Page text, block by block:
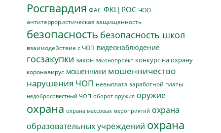
Росгвардия ФАС ФКЦ РОС ЧОО
антитеррористическая защищенность
безопасность безопасность школ
взаимодействие с ЧОП видеонаблюдение
госзакупки закон законопроект конкурс на охрану
коронавирус мошенники мошенничество
нарушения ЧОП невыплата заработной платы
недобросовестный ЧОП оборот оружия оружие
охрана охрана массовых мероприятий охрана
образовательных учреждений охрана